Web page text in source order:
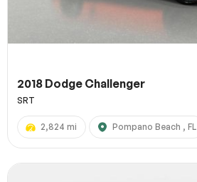
2018 Dodge Challenger
SRT
2,824 mi Pompano Beach , FL